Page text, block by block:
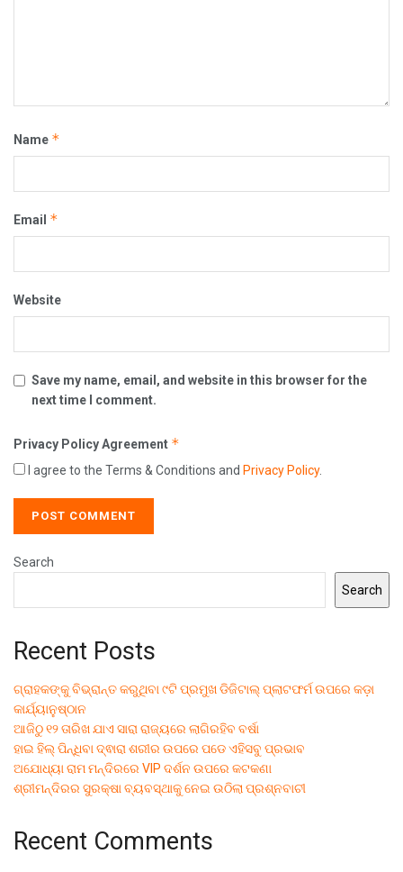
Name *
Email *
Website
Save my name, email, and website in this browser for the
next time I comment.
Privacy Policy Agreement *
I agree to the Terms & Conditions and Privacy Policy.
Search
Search
Recent Posts
ଗ୍ରାହକଙ୍କୁ ବିଭ୍ରାନ୍ତ କରୁଥିବା ୯ଟି ପ୍ରମୁଖ ଡିଜିଟାଲ୍ ପ୍ଲାଟଫର୍ମ ଉପରେ କଡ଼ା
କାର୍ଯ୍ୟାନୁଷ୍ଠାନ
ଆଜିଠୁ ୧୨ ତାରିଖ ଯାଏ ସାରା ରାଜ୍ୟରେ ଲାଗିରହିବ ବର୍ଷା
ହାଇ ହିଲ୍ ପିନ୍ଧିବା ଦ୍ଵାରା ଶରୀର ଉପରେ ପଡେ ଏହିସବୁ ପ୍ରଭାବ
ଅଯୋଧ୍ୟା ରାମ ମନ୍ଦିରରେ VIP ଦର୍ଶନ ଉପରେ କଟକଣା
ଶ୍ରୀମନ୍ଦିରର ସୁରକ୍ଷା ବ୍ୟବସ୍ଥାକୁ ନେଇ ଉଠିଲା ପ୍ରଶ୍ନବାଚୀ
Recent Comments